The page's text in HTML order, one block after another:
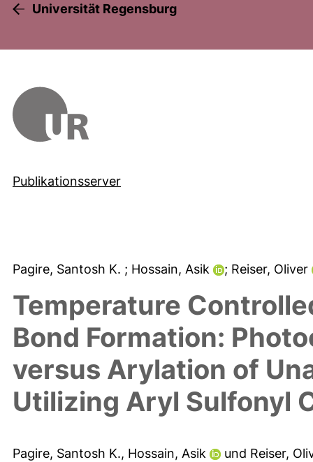
Universität Regensburg
Publikationsserver
Pagire, Santosh K. ; Hossain, Asik ; Reiser, Oliver
Temperature
Bond Formation:
versus Arylation of
Utilizing Aryl Sulfonyl
Pagire, Santosh K., Hossain, Asik und Reiser,